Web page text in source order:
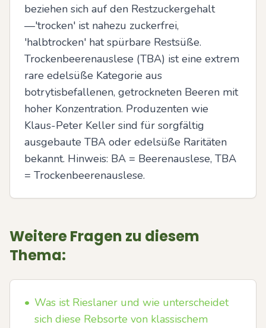
beziehen sich auf den Restzuckergehalt
—'trocken' ist nahezu zuckerfrei,
'halbtrocken' hat spürbare Restsüße.
Trockenbeerenauslese (TBA) ist eine extrem
rare edelsüße Kategorie aus
botrytisbefallenen, getrockneten Beeren mit
hoher Konzentration. Produzenten wie
Klaus-Peter Keller sind für sorgfältig
ausgebaute TBA oder edelsüße Raritäten
bekannt. Hinweis: BA = Beerenauslese, TBA
= Trockenbeerenauslese.
Weitere Fragen zu diesem
Thema:
• Was ist Rieslaner und wie unterscheidet
sich diese Rebsorte von klassischem